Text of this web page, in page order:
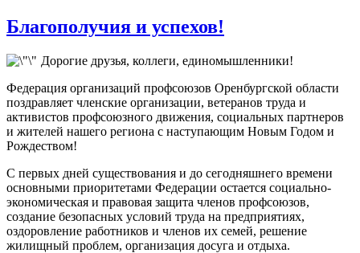
Благополучия и успехов!
Дорогие друзья, коллеги, единомышленники!
Федерация организаций профсоюзов Оренбургской области
поздравляет членские организации, ветеранов труда и
активистов профсоюзного движения, социальных партнеров
и жителей нашего региона с наступающим Новым Годом и
Рождеством!
С первых дней существования и до сегодняшнего времени
основными приоритетами Федерации остается социально-
экономическая и правовая защита членов профсоюзов,
создание безопасных условий труда на предприятиях,
оздоровление работников и членов их семей, решение
жилищный проблем, организация досуга и отдыха.